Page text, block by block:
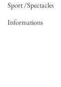
Sport /Spectacles
Informations